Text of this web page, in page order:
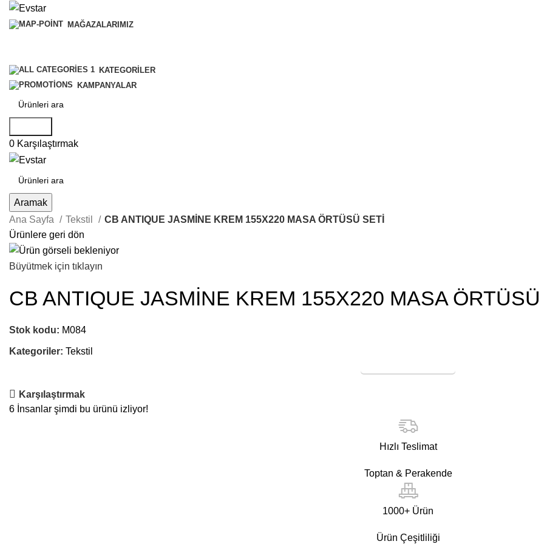
MAĞAZALARIMIZ
KATEGORILER
KAMPANYALAR
0 Karşılaştırmak
Aramak
Ana Sayfa
Tekstil
CB ANTIQUE JASMİNE KREM 155X220 MASA ÖRTÜSÜ SETİ
Ürünlere geri dön
Büyütmek için tıklayın
CB ANTIQUE JASMİNE KREM 155X220 MASA
Stok kodu: M084
Kategoriler: Tekstil
Karşılaştırmak
6 İnsanlar şimdi bu ürünü izliyor!
Hızlı Teslimat
Toptan & Perakende
1000+ Ürün
Ürün Çeşitliliği